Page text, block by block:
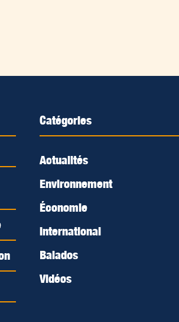
Catégories
Actualités
Environnement
Économie
International
Balados
Vidéos